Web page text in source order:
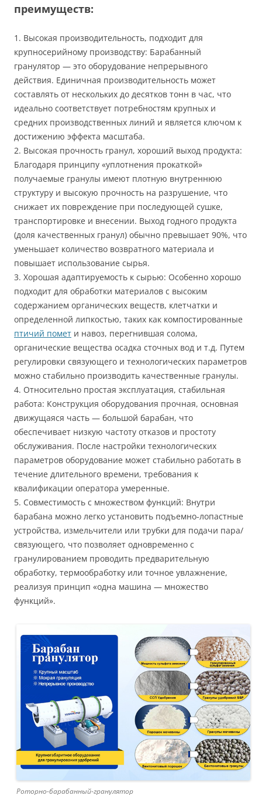
преимуществ:
1. Высокая производительность, подходит для
крупносерийному производству: Барабанный
гранулятор — это оборудование непрерывного
действия. Единичная производительность может
составлять от нескольких до десятков тонн в час, что
идеально соответствует потребностям крупных и
средних производственных линий и является ключом к
достижению эффекта масштаба.
2. Высокая прочность гранул, хороший выход продукта:
Благодаря принципу «уплотнения прокаткой»
получаемые гранулы имеют плотную внутреннюю
структуру и высокую прочность на разрушение, что
снижает их повреждение при последующей сушке,
транспортировке и внесении. Выход годного продукта
(доля качественных гранул) обычно превышает 90%, что
уменьшает количество возвратного материала и
повышает использование сырья.
3. Хорошая адаптируемость к сырью: Особенно хорошо
подходит для обработки материалов с высоким
содержанием органических веществ, клетчатки и
определенной липкостью, таких как компостированные
птичий помет и навоз, перегнившая солома,
органические вещества осадка сточных вод и т.д. Путем
регулировки связующего и технологических параметров
можно стабильно производить качественные гранулы.
4. Относительно простая эксплуатация, стабильная
работа: Конструкция оборудования прочная, основная
движущаяся часть — большой барабан, что
обеспечивает низкую частоту отказов и простоту
обслуживания. После настройки технологических
параметров оборудование может стабильно работать в
течение длительного времени, требования к
квалификации оператора умеренные.
5. Совместимость с множеством функций: Внутри
барабана можно легко установить подъемно-лопастные
устройства, измельчители или трубки для подачи пара/
связующего, что позволяет одновременно с
гранулированием проводить предварительную
обработку, термообработку или точное увлажнение,
реализуя принцип «одна машина — множество
функций».
Роторно-барабанный-гранулятор